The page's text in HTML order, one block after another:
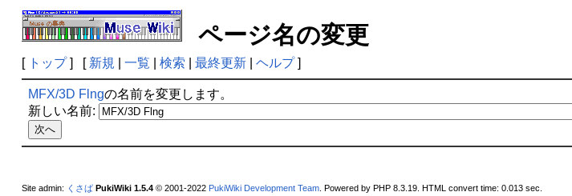
ページ名の変更
[ トップ] [ 新規 一覧 検索 最終更新| ヘルプ]
MFX/3D Flngの名前を変更します。
新しい名前:
Site admin: くさば PukiWiki 1.5.4© 2001-2022 PukiWiki Development Team. Powered by PHP 8.3.19. HTML convert time: 0.013 sec.